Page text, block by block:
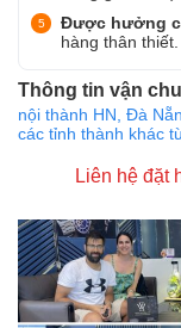
Được hưởng
hàng thân thiết.
Thông tin vận
nội thành HN, Đà
các tỉnh thành khác
Liên hệ đặt